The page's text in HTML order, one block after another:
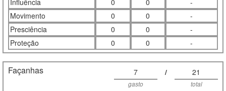
Influência
0 0
-
Movimento
0 0
-
Presciência
0 0
-
Proteção
0 0 -
Façanhas 7 / 21
gasto
total